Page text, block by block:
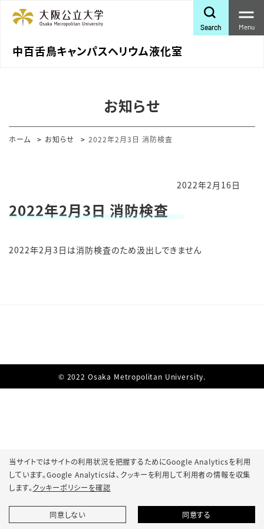
中百舌鳥キャンパスヘリウム液化室
Search Menu
お知らせ
ホーム お知らせ 2022年2月3日 消防検査
2022年2月16日
2022年2月3日 消防検査
2022年2月3日は消防検査のため汲出しできません
当サイトではサイトの利用状況を把握するためにGoogle Analyticsを利用
しています。Google Analyticsは、 クッキーを利用して利用者の情報を収集
します。クッキーポリシーを確認
同意しない 同意する
© 2022 Osaka Metropolitan University.